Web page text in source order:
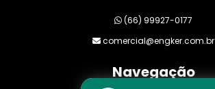
(66) 99927-0177
comercial@engker.com.br
Navegação